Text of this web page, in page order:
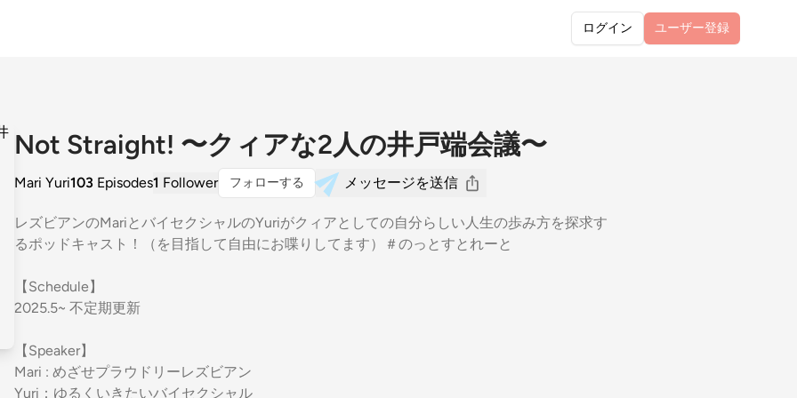
ログイン ユーザー登録
Not Straight! 〜クィアな2人の井戸端会議〜
Mari Yuri103 Episodes1 Follower フォローする メッセージを送信
レズビアンのMariとバイセクシャルのYuriがクィアとしての自分らしい人生の歩み方を探求す
るポッドキャスト！（を目指して自由にお喋りしてます）＃のっとすとれーと
【Schedule】
2025.5~ 不定期更新
【Speaker】
Mari : めざせプラウドリーレズビアン
Yuri：ゆるくいきたいバイセクシャル